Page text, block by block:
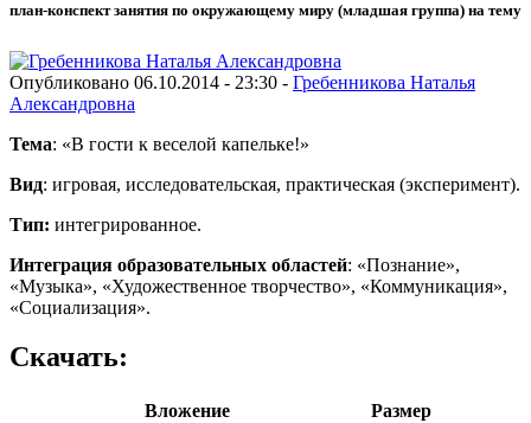
план-конспект занятия по окружающему миру (младшая группа) на тему
Опубликовано 06.10.2014 - 23:30 - Гребенникова Наталья
Александровна
Тема: «В гости к веселой капельке!»
Вид: игровая, исследовательская, практическая (эксперимент).
Тип: интегрированное.
Интеграция образовательных областей: «Познание»,
«Музыка», «Художественное творчество», «Коммуникация»,
«Социализация».
Скачать:
Вложение
Размер